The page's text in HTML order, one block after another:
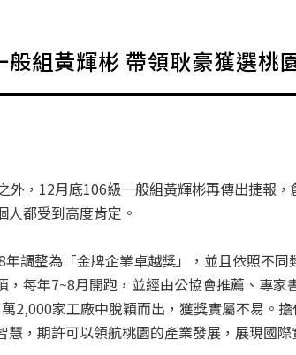
組黃輝彬 帶領耿豪獲選桃
外，12月底106級一般組黃輝彬再傳出捷報
都受到高度肯定。
調整為「金牌企業卓越獎」，並且依照不
每年7~8月開跑，並經由公協會推薦、專
2,000家工廠中脫穎而出，獲獎實屬不易。
，期許可以領航桃園的產業發展，展現國際